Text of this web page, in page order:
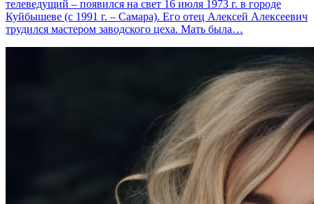
телеведущий – появился на свет 16 июля 1973 г. в городе
Куйбышеве (с 1991 г. – Самара). Его отец Алексей Алексеевич
трудился мастером заводского цеха. Мать была…